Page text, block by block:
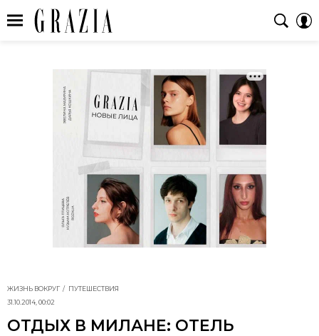
ЖИЗНЬ ВОКРУГ
ПУТЕШЕСТВИЯ
31.10.2014, 00:02
ОТДЫХ В МИЛАНЕ: ОТЕЛЬ